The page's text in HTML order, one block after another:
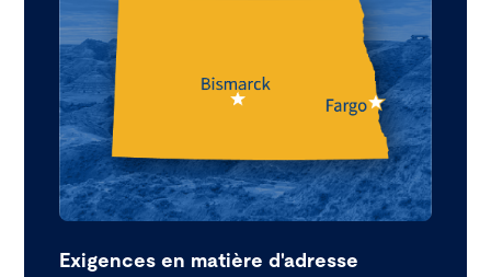
Exigences en matière d'adresse